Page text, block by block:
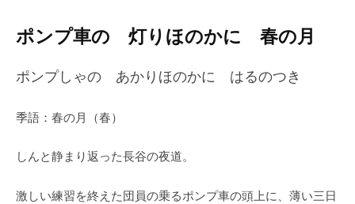
ポンプ車の 灯りほのかに 春の月
ポンプしゃの あかりほのかに はるのつき
季語：春の月（春）
しんと静まり返った長谷の夜道。
激しい練習を終えた団員の乗るポンプ車の頭上に、薄い三日